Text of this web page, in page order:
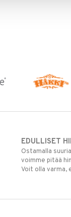
EDULLISET
Ostamalla
voimme pitää
Voit olla